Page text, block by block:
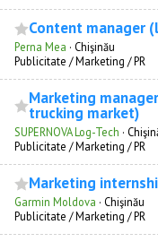
Content manager
Perna Mea · Chişinău
Publicitate / Marketing / PR
Marketing
trucking market)
SUPERNOVA Log-Tech ·
Publicitate / Marketing / PR
Marketing
Garmin Moldova · Chişinău
Publicitate / Marketing / PR